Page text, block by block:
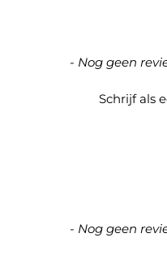
- Nog geen
Schrijf als
New content loaded
- Nog geen